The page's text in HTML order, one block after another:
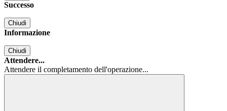
Successo
Chiudi
Informazione
Chiudi
Attendere...
Attendere il completamento dell'operazione...